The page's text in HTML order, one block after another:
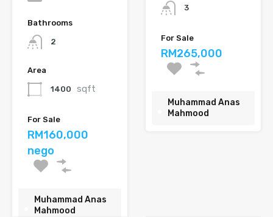
Bathrooms
2
Area
1400 sqft
For Sale
RM160,000
nego
Muhammad Anas
Mahmood
3
For Sale
RM265,000
Muhammad Anas
Mahmood